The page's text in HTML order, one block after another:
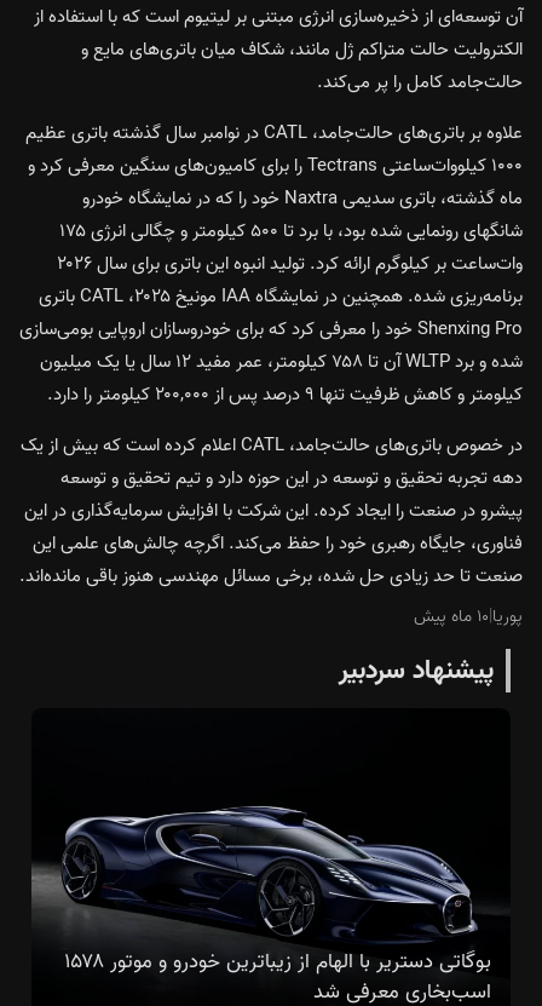
آن توسعه‌ای از ذخیره‌سازی انرژی مبتنی بر لیتیوم است که با استفاده از
الکترولیت حالت متراکم ژل مانند، شکاف میان باتری‌های مایع و
حالت‌جامد کامل را پر می‌کند.
علاوه بر باتری‌های حالت‌جامد، CATL در نوامبر سال گذشته باتری عظیم
۱۰۰۰ کیلووات‌ساعتی Tectrans را برای کامیون‌های سنگین معرفی کرد و
ماه گذشته، باتری سدیمی Naxtra خود را که در نمایشگاه خودرو
شانگهای رونمایی شده بود، با برد تا ۵۰۰ کیلومتر و چگالی انرژی ۱۷۵
وات‌ساعت بر کیلوگرم ارائه کرد. تولید انبوه این باتری برای سال ۲۰۲۶
برنامه‌ریزی شده. همچنین در نمایشگاه IAA مونیخ ۲۰۲۵، CATL باتری
Shenxing Pro خود را معرفی کرد که برای خودروسازان اروپایی بومی‌سازی
شده و برد WLTP آن تا ۷۵۸ کیلومتر، عمر مفید ۱۲ سال یا یک میلیون
کیلومتر و کاهش ظرفیت تنها ۹ درصد پس از ۲۰۰,۰۰۰ کیلومتر را دارد.
در خصوص باتری‌های حالت‌جامد، CATL اعلام کرده است که بیش از یک
دهه تجربه تحقیق و توسعه در این حوزه دارد و تیم تحقیق و توسعه
پیشرو در صنعت را ایجاد کرده. این شرکت با افزایش سرمایه‌گذاری در این
فناوری، جایگاه رهبری خود را حفظ می‌کند. اگرچه چالش‌های علمی این
صنعت تا حد زیادی حل شده، برخی مسائل مهندسی هنوز باقی مانده‌اند.
پوریا|۱۰ ماه پیش
پیشنهاد سردبیر
بوگاتی دستریر با الهام از زیباترین خودرو و موتور ۱۵۷۸
اسب‌بخاری معرفی شد